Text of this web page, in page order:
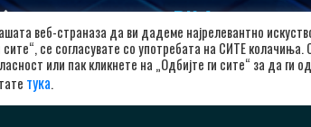
РК Алкалоид
бул. Александар
1000 Скопје,
веб-страназа да ви дадеме најрелевантно
се согласувате со употребата на СИТЕ
или пак кликнете на „Одбијте ги сите“ за да
тука.